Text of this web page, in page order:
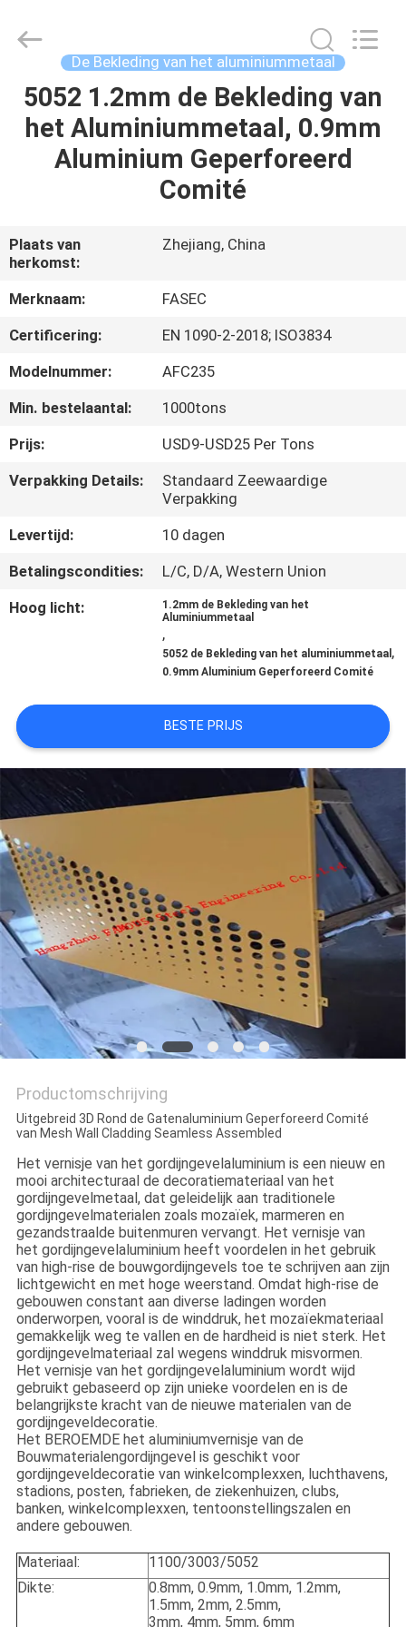
HUIS
PRODUCTEN
ONS
FABRIEKSREIS
KWALITEITSCONTROLE
CONTACTEER
ONS
GEVALLEN
VERZOEK
SITEMAP
PRIVACY
POLICY
FASEC
Buildings
Reserved.
De Bekleding van het aluminiummetaal
5052 1.2mm de Bekleding van
het Aluminiummetaal, 0.9mm
Aluminium Geperforeerd
Comité
Plaats van
herkomst:
Zhejiang, China
Merknaam:
FASEC
Certificering:
EN 1090-2-2018; ISO3834
Modelnummer:
AFC235
Min. bestelaantal:
1000tons
Prijs:
USD9-USD25 Per Tons
Verpakking Details:
Standaard Zeewaardige
Verpakking
Levertijd:
10 dagen
Betalingscondities:
L/C, D/A, Western Union
Hoog licht:
1.2mm de Bekleding van het
Aluminiummetaal
,
5052 de Bekleding van het aluminiummetaal ,
0.9mm Aluminium Geperforeerd Comité
BESTE PRIJS
Productomschrijving
Uitgebreid 3D Rond de Gatenaluminium Geperforeerd Comité
van Mesh Wall Cladding Seamless Assembled
Het vernisje van het gordijngevelaluminium is een nieuw en
mooi architecturaal de decoratiemateriaal van het
gordijngevelmetaal, dat geleidelijk aan traditionele
gordijngevelmaterialen zoals mozaïek, marmeren en
gezandstraalde buitenmuren vervangt. Het vernisje van
het gordijngevelaluminium heeft voordelen in het gebruik
van high-rise de bouwgordijngevels toe te schrijven aan zijn
lichtgewicht en met hoge weerstand. Omdat high-rise de
gebouwen constant aan diverse ladingen worden
onderworpen, vooral is de winddruk, het mozaïekmateriaal
gemakkelijk weg te vallen en de hardheid is niet sterk. Het
gordijngevelmateriaal zal wegens winddruk misvormen.
Het vernisje van het gordijngevelaluminium wordt wijd
gebruikt gebaseerd op zijn unieke voordelen en is de
belangrijkste kracht van de nieuwe materialen van de
gordijngeveldecoratie.
Het BEROEMDE het aluminiumvernisje van de
Bouwmaterialengordijngevel is geschikt voor
gordijngeveldecoratie van winkelcomplexxen, luchthavens,
stadions, posten, fabrieken, de ziekenhuizen, clubs,
banken, winkelcomplexxen, tentoonstellingszalen en
andere gebouwen.
Materiaal:
1100/3003/5052
Dikte:
0.8mm, 0.9mm, 1.0mm, 1.2mm,
1.5mm, 2mm, 2.5mm,
3mm, 4mm, 5mm, 6mm